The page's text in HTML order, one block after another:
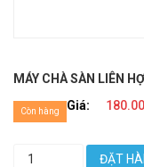
MÁY CHÀ SÀN LIÊN
Giá:
Còn hàng
ĐẶT